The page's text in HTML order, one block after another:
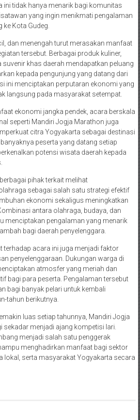
ini tidak hanya menarik bagi komunitas
yang ingin menikmati pengalaman
Kota Gudeg.
dan menengah turut merasakan manfaat
tersebut. Berbagai produk kuliner,
suvenir khas daerah mendapatkan peluang
kepada pengunjung yang datang dari
ini menciptakan perputaran ekonomi yang
langsung pada masyarakat setempat.
ekonomi jangka pendek, acara berskala
seperti Mandiri Jogja Marathon juga
citra Yogyakarta sebagai destinasi
peserta yang datang setiap
potensi wisata daerah kepada
pihak terkait melihat
sebagai salah satu strategi efektif
ekonomi sekaligus meningkatkan
antara olahraga, budaya, dan
menciptakan pengalaman yang menarik
bagi daerah penyelenggara.
terhadap acara ini juga menjadi faktor
penyelenggaraan. Dukungan warga di
atmosfer yang meriah dan
bagi para peserta. Pengalaman tersebut
bagi banyak pelari untuk kembali
tahun berikutnya.
luas setiap tahunnya, Mandiri Jogja
sekadar menjadi ajang kompetisi lari.
menjadi salah satu penggerak
menghadirkan manfaat bagi sektor
lokal, serta masyarakat Yogyakarta secara